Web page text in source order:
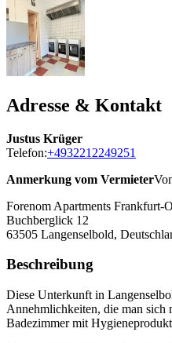
Adresse & Kontakt
Justus Krüger
Telefon:+4932212249251
Anmerkung vom Vermieter
Forenom Apartments Frankfurt-
Buchberglick 12
63505 Langenselbold,
Beschreibung
Diese Unterkunft in
Annehmlichkeiten, die man sich
Badezimmer mit